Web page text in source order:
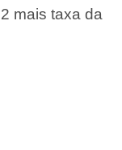
mais taxa da